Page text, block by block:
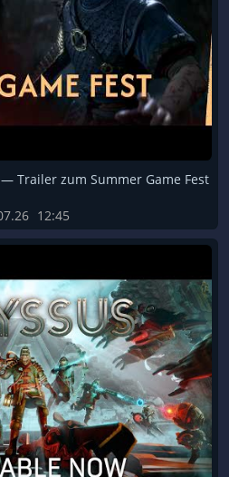
Trailer zum Summer Game Fest
12:45